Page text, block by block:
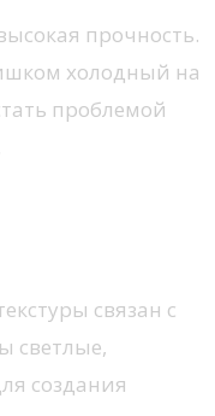
прочность.
холодный на
проблемой
связан с
светлые,
создания